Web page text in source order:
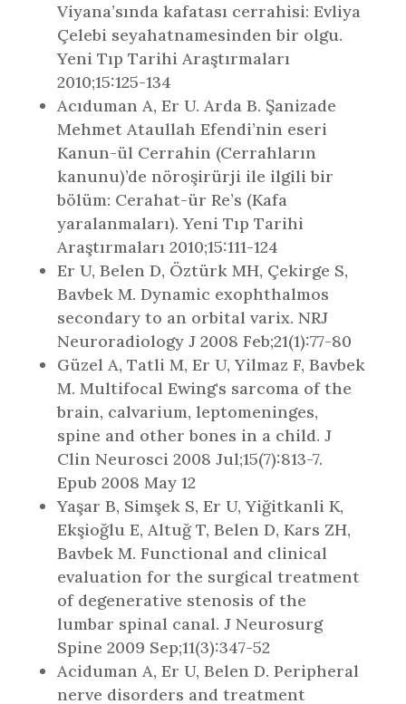
Viyana’sında kafatası cerrahisi: Evliya
Çelebi seyahatnamesinden bir olgu.
Yeni Tıp Tarihi Araştırmaları
2010;15:125-134
Acıduman A, Er U. Arda B. Şanizade
Mehmet Ataullah Efendi’nin eseri
Kanun-ül Cerrahin (Cerrahların
kanunu)’de nöroşirürji ile ilgili bir
bölüm: Cerahat-ür Re’s (Kafa
yaralanmaları). Yeni Tıp Tarihi
Araştırmaları 2010;15:111-124
Er U, Belen D, Öztürk MH, Çekirge S,
Bavbek M. Dynamic exophthalmos
secondary to an orbital varix. NRJ
Neuroradiology J 2008 Feb;21(1):77-80
Güzel A, Tatli M, Er U, Yilmaz F, Bavbek
M. Multifocal Ewing's sarcoma of the
brain, calvarium, leptomeninges,
spine and other bones in a child. J
Clin Neurosci 2008 Jul;15(7):813-7.
Epub 2008 May 12
Yaşar B, Simşek S, Er U, Yiğitkanli K,
Ekşioğlu E, Altuğ T, Belen D, Kars ZH,
Bavbek M. Functional and clinical
evaluation for the surgical treatment
of degenerative stenosis of the
lumbar spinal canal. J Neurosurg
Spine 2009 Sep;11(3):347-52
Aciduman A, Er U, Belen D. Peripheral
nerve disorders and treatment